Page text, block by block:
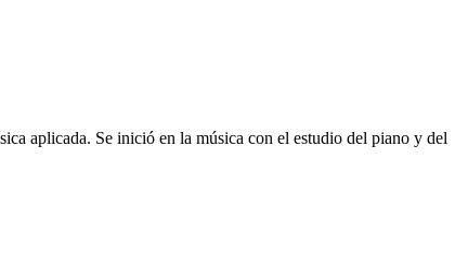
aplicada. Se inició en la música con el estudio del piano y del